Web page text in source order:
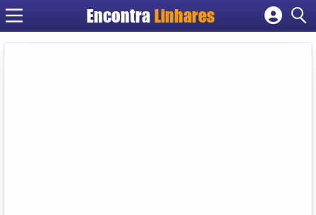
EncontraLinhares
Cadastrar empresa